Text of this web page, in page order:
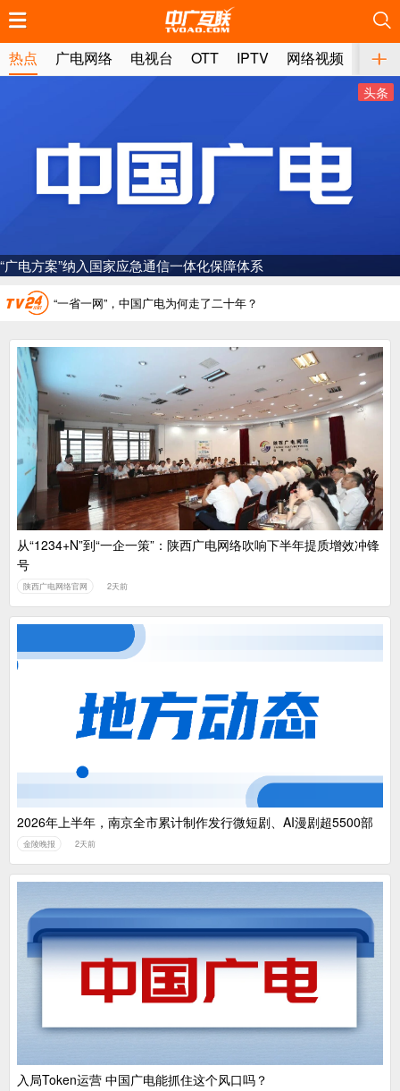
热点 广电网络 电视台 OTT IPTV 网络视频 媒体
头条
“广电方案”纳入国家应急通信一体化保障体系
中国广电：编制一体化电视技术标准白皮书
AI赋能微短剧产业“沪8条”发布
“纵深推进”系统性变革，广电媒体如何发力？
“一省一网”，中国广电为何走了二十年？
广电总局对互联网电视自动续费专项治理
中国广电：编制一体化电视技术标准白皮书
推荐
从“1234+N”到“一企一策”：陕西广电网络吹响下半年提质增效冲锋
号
陕西广电网络官网 2天前
推荐
2026年上半年，南京全市累计制作发行微短剧、AI漫剧超5500部
金陵晚报 2天前
推荐
入局Token运营 中国广电能抓住这个风口吗？
推荐
推荐
推荐
推荐
推荐
推荐
推荐
推荐
推荐
推荐
推荐
推荐
推荐
推荐
推荐
推荐
推荐